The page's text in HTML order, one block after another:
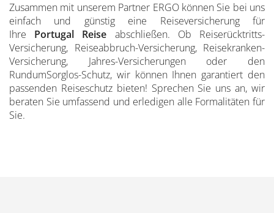
Zusammen mit unserem Partner ERGO können Sie bei uns
einfach und günstig eine Reiseversicherung für
Ihre Portugal Reise abschließen. Ob Reiserücktritts-
Versicherung, Reiseabbruch-Versicherung, Reisekranken-
Versicherung, Jahres-Versicherungen oder den
RundumSorglos-Schutz, wir können Ihnen garantiert den
passenden Reiseschutz bieten! Sprechen Sie uns an, wir
beraten Sie umfassend und erledigen alle Formalitäten für
Sie.